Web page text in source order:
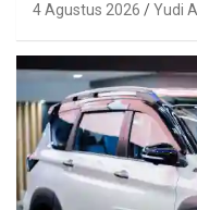
4 Agustus 2026 Yudi